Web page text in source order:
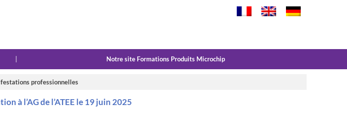
Notre site Formations Produits Microchip
professionnelles
à l’AG de l’ATEE le 19 juin 2025